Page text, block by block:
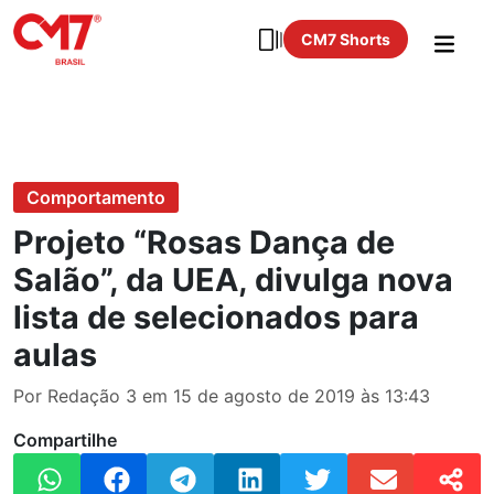
CM7 Shorts
Comportamento
Projeto “Rosas Dança de
Salão”, da UEA, divulga nova
lista de selecionados para
aulas
Por Redação 3 em 15 de agosto de 2019 às 13:43
Compartilhe